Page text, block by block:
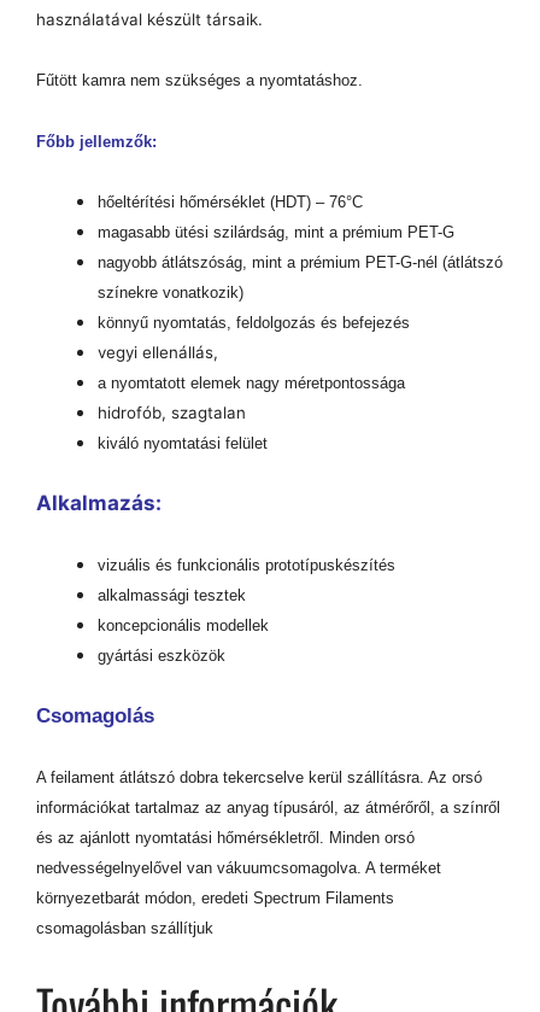
használatával készült társaik.
Fűtött kamra nem szükséges a nyomtatáshoz.
Főbb jellemzők:
hőeltérítési hőmérséklet (HDT) – 76°C
magasabb ütési szilárdság, mint a prémium PET-G
nagyobb átlátszóság, mint a prémium PET-G-nél (átlátszó
színekre vonatkozik)
könnyű nyomtatás, feldolgozás és befejezés
vegyi ellenállás,
a nyomtatott elemek nagy méretpontossága
hidrofób, szagtalan
kiváló nyomtatási felület
Alkalmazás:
vizuális és funkcionális prototípuskészítés
alkalmassági tesztek
koncepcionális modellek
gyártási eszközök
Csomagolás
A feilament átlátszó dobra tekercselve kerül szállításra. Az orsó
információkat tartalmaz az anyag típusáról, az átmérőről, a színről
és az ajánlott nyomtatási hőmérsékletről. Minden orsó
nedvességelnyelővel van vákuumcsomagolva. A terméket
környezetbarát módon, eredeti Spectrum Filaments
csomagolásban szállítjuk